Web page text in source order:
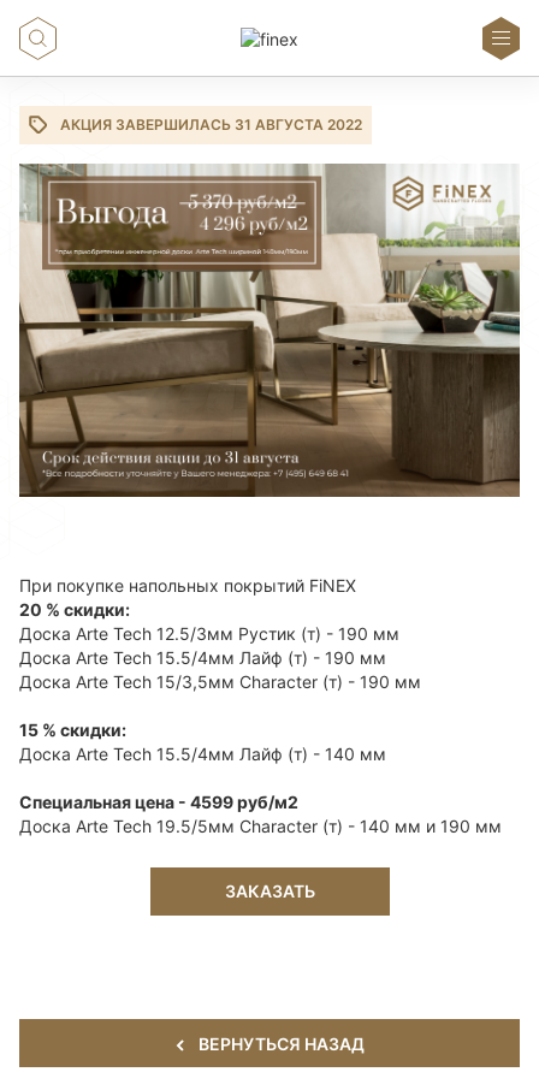
АКЦИЯ ЗАВЕРШИЛАСЬ 31 АВГУСТА 2022
При покупке напольных покрытий FiNEX
20 % скидки:
Доска Arte Tech 12.5/3мм Рустик (т) - 190 мм
Доска Arte Tech 15.5/4мм Лайф (т) - 190 мм
Доска Arte Tech 15/3,5мм Character (т) - 190 мм
15 % скидки:
Доска Arte Tech 15.5/4мм Лайф (т) - 140 мм
Специальная цена - 4599 руб/м2
Доска Arte Tech 19.5/5мм Character (т) - 140 мм и 190 мм
ЗАКАЗАТЬ
ВЕРНУТЬСЯ НАЗАД